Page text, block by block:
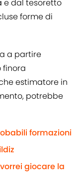
e dal tesoretto
forme di
a partire
finora
estimatore in
potrebbe
formazioni
giocare la